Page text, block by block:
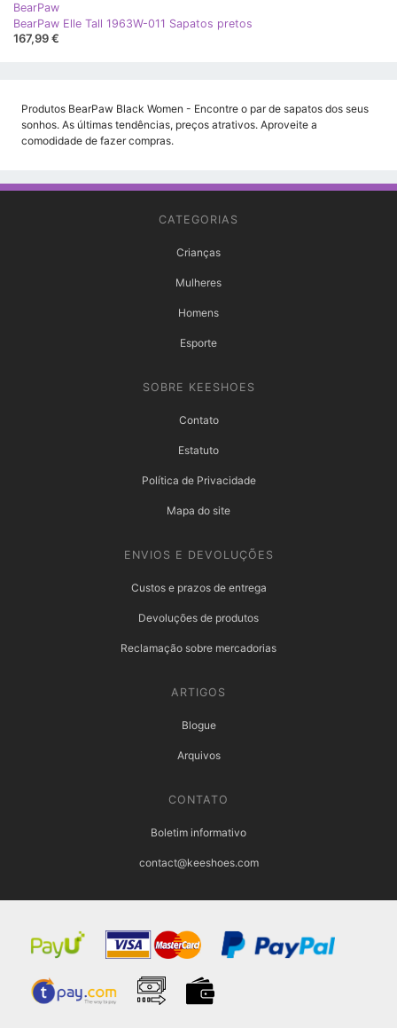
BearPaw
BearPaw Elle Tall 1963W-011 Sapatos pretos
167,99 €
Produtos BearPaw Black Women - Encontre o par de sapatos dos seus
sonhos. As últimas tendências, preços atrativos. Aproveite a
comodidade de fazer compras.
CATEGORIAS
Crianças
Mulheres
Homens
Esporte
SOBRE KEESHOES
Contato
Estatuto
Política de Privacidade
Mapa do site
ENVIOS E DEVOLUÇÕES
Custos e prazos de entrega
Devoluções de produtos
Reclamação sobre mercadorias
ARTIGOS
Blogue
Arquivos
CONTATO
Boletim informativo
contact@keeshoes.com